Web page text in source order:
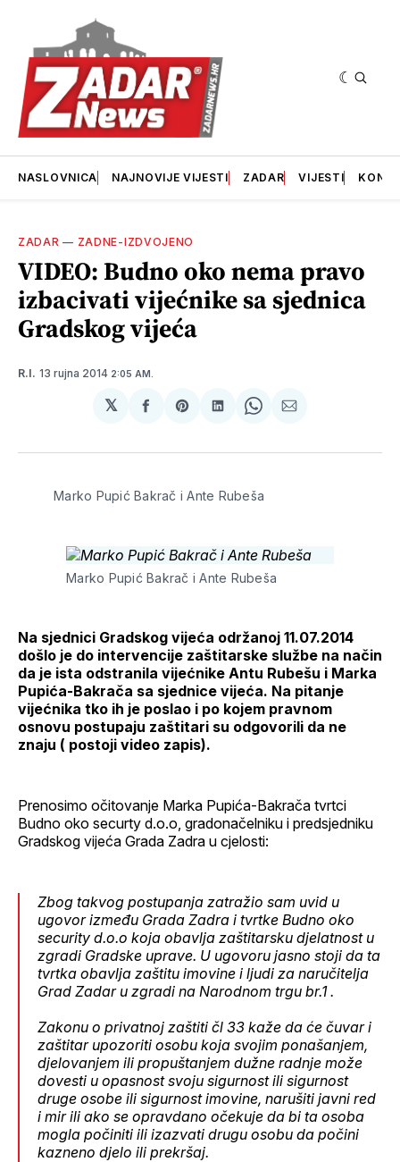
NASLOVNICA NAJNOVIJE VIJESTI ZADAR VIJESTI
ZADAR — ZADNE-IZDVOJENO
VIDEO: Budno oko nema pravo
izbacivati vijećnike sa sjednica
Gradskog vijeća
R.I. 13 rujna 2014 2:05 AM.
𝕏
podijeliSharepodijeliSharepodijeli
Marko Pupić Bakrač i Ante Rubeša
Marko Pupić Bakrač i Ante Rubeša
Na sjednici Gradskog vijeća održanoj 11.07.2014
došlo je do intervencije zaštitarske službe na način
da je ista odstranila vijećnike Antu Rubešu i Marka
Pupića-Bakrača sa sjednice vijeća. Na pitanje
vijećnika tko ih je poslao i po kojem pravnom
osnovu postupaju zaštitari su odgovorili da ne
znaju ( postoji video zapis).
Prenosimo očitovanje Marka Pupića-Bakrača tvrtci
Budno oko securty d.o.o, gradonačelniku i predsjedniku
Gradskog vijeća Grada Zadra u cjelosti:
Zbog takvog postupanja zatražio sam uvid u
ugovor između Grada Zadra i tvrtke Budno oko
security d.o.o koja obavlja zaštitarsku djelatnost u
zgradi Gradske uprave. U ugovoru jasno stoji da ta
tvrtka obavlja zaštitu imovine i ljudi za naručitelja
Grad Zadar u zgradi na Narodnom trgu br.1 .
Zakonu o privatnoj zaštiti čl 33 kaže da će čuvar i
zaštitar upozoriti osobu koja svojim ponašanjem,
djelovanjem ili propuštanjem dužne radnje može
dovesti u opasnost svoju sigurnost ili sigurnost
druge osobe ili sigurnost imovine, narušiti javni red
i mir ili ako se opravdano očekuje da bi ta osoba
mogla počiniti ili izazvati drugu osobu da počini
kazneno djelo ili prekršaj.